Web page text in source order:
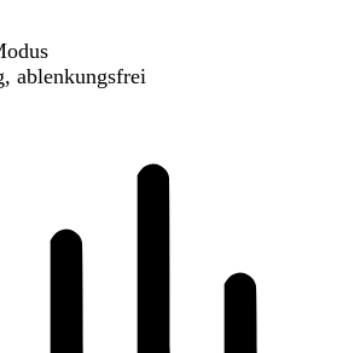
ablenkungsfrei